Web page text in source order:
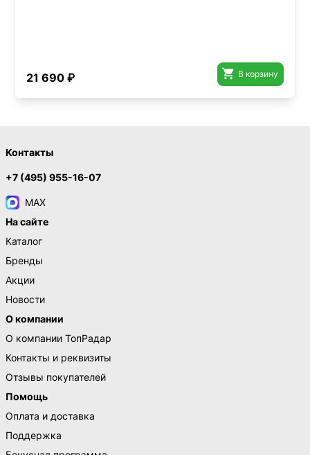
21 690 ₽  В корзину
Контакты
+7 (495) 955-16-07
MAX
На сайте
Каталог
Бренды
Акции
Новости
О компании
О компании ТопРадар
Контакты и реквизиты
Отзывы покупателей
Помощь
Оплата и доставка
Поддержка